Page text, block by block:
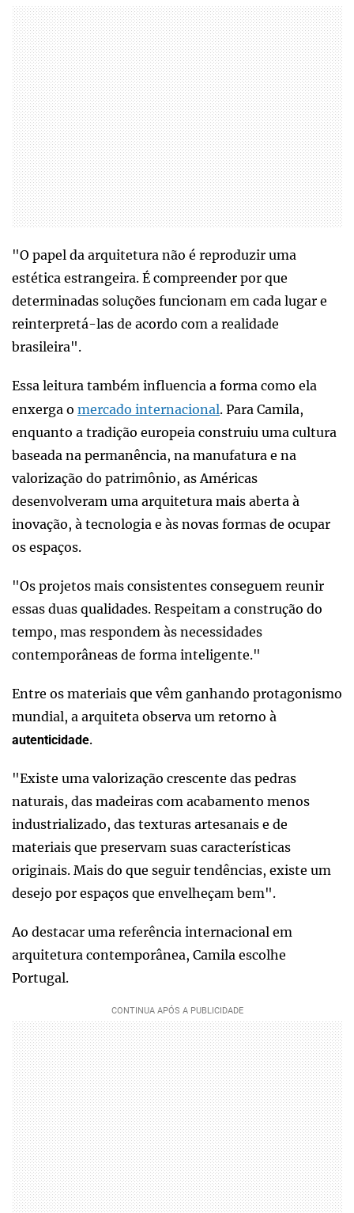
"O papel da arquitetura não é reproduzir uma
estética estrangeira. É compreender por que
determinadas soluções funcionam em cada lugar e
reinterpretá-las de acordo com a realidade
brasileira".
Essa leitura também influencia a forma como ela
enxerga o mercado internacional. Para Camila,
enquanto a tradição europeia construiu uma cultura
baseada na permanência, na manufatura e na
valorização do patrimônio, as Américas
desenvolveram uma arquitetura mais aberta à
inovação, à tecnologia e às novas formas de ocupar
os espaços.
"Os projetos mais consistentes conseguem reunir
essas duas qualidades. Respeitam a construção do
tempo, mas respondem às necessidades
contemporâneas de forma inteligente."
Entre os materiais que vêm ganhando protagonismo
mundial, a arquiteta observa um retorno à
autenticidade.
"Existe uma valorização crescente das pedras
naturais, das madeiras com acabamento menos
industrializado, das texturas artesanais e de
materiais que preservam suas características
originais. Mais do que seguir tendências, existe um
desejo por espaços que envelheçam bem".
Ao destacar uma referência internacional em
arquitetura contemporânea, Camila escolhe
Portugal.